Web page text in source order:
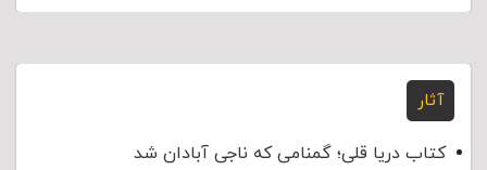
آثار
کتاب دریا قلی؛ گمنامی که ناجی آبادان شد